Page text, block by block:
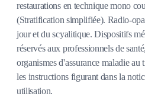
restaurations en technique mono
(Stratification simplifiée). Radio-
jour et du scyalitique. Dispositifs
réservés aux professionnels de
organismes d'assurance maladie
les instructions figurant dans la
utilisation.